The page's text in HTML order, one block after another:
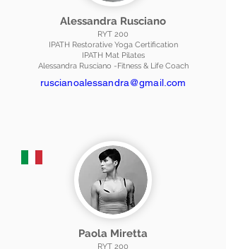
Alessandra Rusciano
RYT 200
IPATH Restorative Yoga Certification
IPATH Mat Pilates
Alessandra Rusciano -Fitness & Life Coach
ruscianoalessandra@gmail.com
Paola Miretta
RYT 200